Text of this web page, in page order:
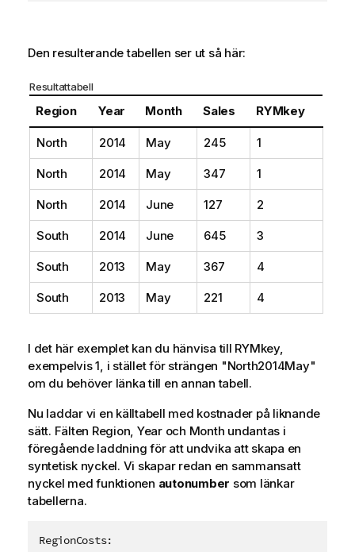
Den resulterande tabellen ser ut så här:
Resultattabell
Region Year Month Sales RYMkey
North 2014 May 245 1
North 2014 May 347 1
North 2014 June 127 2
South 2014 June 645 3
South 2013 May 367 4
South 2013 May 221 4
I det här exemplet kan du hänvisa till RYMkey,
exempelvis 1, i stället för strängen "North2014May"
om du behöver länka till en annan tabell.
Nu laddar vi en källtabell med kostnader på liknande
sätt. Fälten Region Yearoch Month undantas i
föregående laddning för att undvika att skapa en
syntetisk nyckel. Vi skapar redan en sammansatt
nyckel med funktionen autonumber som länkar
tabellerna.
RegionCosts: